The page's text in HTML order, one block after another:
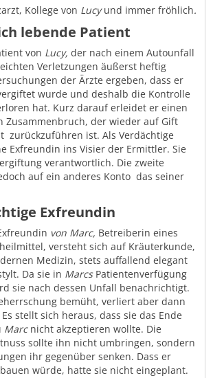
Kollege von Lucyund immer fröhlich.
lebende Patient
von Lucy, der nach einem Autounfall
Verletzungen äußerst heftig
der Ärzte ergeben, dass er
wurde und deshalb die Kontrolle
hat. Kurz darauf erleidet er einen
Zusammenbruch, der wieder auf Gift 
 zurückzuführen ist. Als Verdächtige
Exfreundin ins Visier der Ermittler. Sie
verantwortlich. Die zweite
auf ein anderes Konto  das seiner
Exfreundin
von Marc, Betreiberin eines
versteht sich auf Kräuterkunde,
Medizin, stets auffallend elegant
Da sie in MarcsPatientenverfügung
sie nach dessen Unfall benachrichtigt.
bemüht, verliert aber dann
stellt sich heraus, dass sie das Ende
Marcnicht akzeptieren wollte. Die
sollte ihn nicht umbringen, sondern
ihr gegenüber senken. Dass er
würde, hatte sie nicht eingeplant.